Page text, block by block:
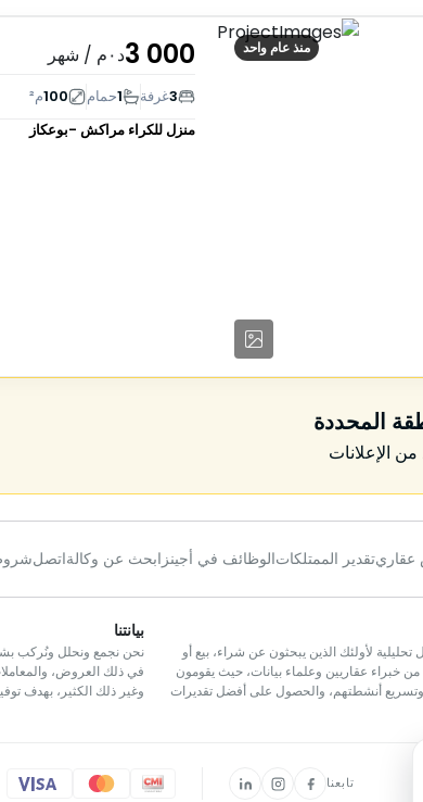
منذ عام واحد 3 000د٠م / شهر
3غرفة 1حمام 100م²
منزل للكراء مراكش -بوعكاز
المحددة
من الإعلانات
تقدير الممتلكاتالوظائف في أجينز ابحث عن وكالةاتصل
لأولئك الذين يبحثون عن شراء، بيع أو
خبراء عقاريين وعلماء بيانات، حيث يقومون
وتسريع أنشطتهم، والحصول على أفضل تقديرات
بيانتنا
نحن نجمع ونحلل ونُركب
في ذلك العروض،
وغير ذلك الكثير، بهدف
تابعنا